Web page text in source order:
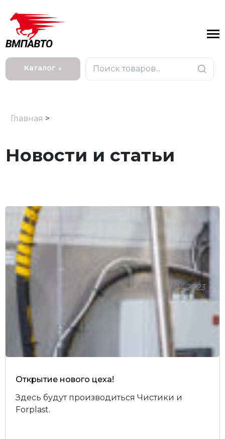
Каталог ↓
Главная >
Новости и статьи
Открытие нового цеха!
Здесь будут производиться Чистики и
Forplast.
11.04.2023